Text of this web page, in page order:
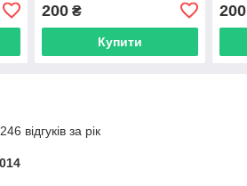
200₴
Купити
200
відгуків за рік